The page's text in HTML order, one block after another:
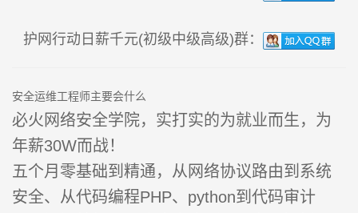
护网行动日薪千元(初级中级高级)群：
安全运维工程师主要会什么
必火网络安全学院，实打实的为就业而生，为
年薪30W而战！
五个月零基础到精通，从网络协议路由到系统
安全、从代码编程PHP、python到代码审计